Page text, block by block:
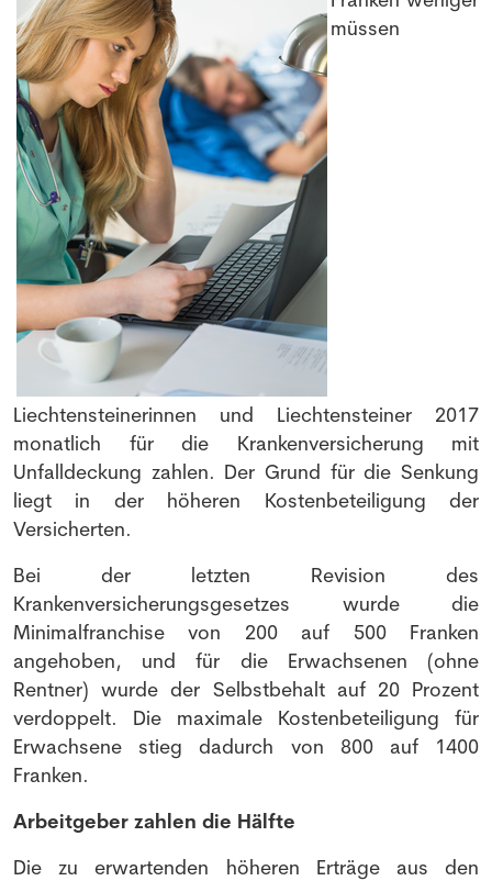
müssen
Liechtensteinerinnen und Liechtensteiner 2017
monatlich für die Krankenversicherung mit
Unfalldeckung zahlen. Der Grund für die Senkung
liegt in der höheren Kostenbeteiligung der
Versicherten.
Bei der letzten Revision des
Krankenversicherungsgesetzes wurde die
Minimalfranchise von 200 auf 500 Franken
angehoben, und für die Erwachsenen (ohne
Rentner) wurde der Selbstbehalt auf 20 Prozent
verdoppelt. Die maximale Kostenbeteiligung für
Erwachsene stieg dadurch von 800 auf 1400
Franken.
Arbeitgeber zahlen die Hälfte
Die zu erwartenden höheren Erträge aus den